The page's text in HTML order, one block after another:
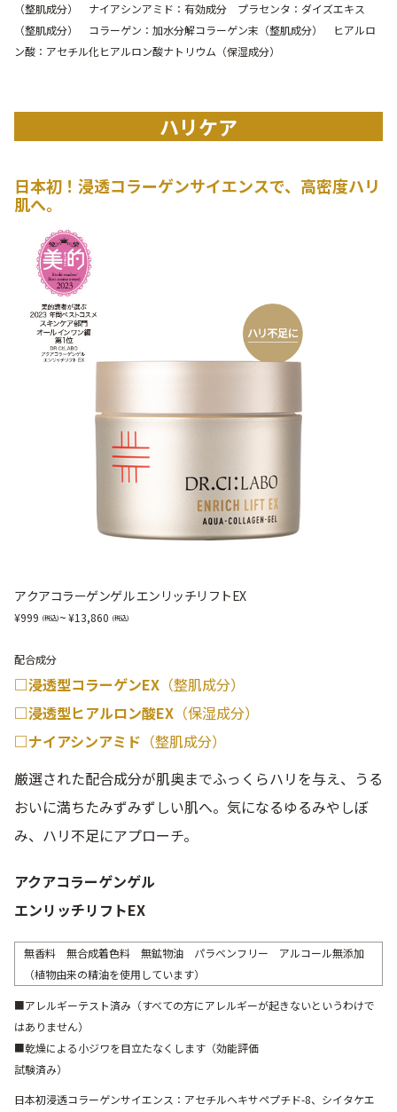
（整肌成分） ナイアシンアミド：有効成分 プラセンタ：ダイズエキス
（整肌成分） コラーゲン：加水分解コラーゲン末（整肌成分） ヒアルロ
ン酸：アセチル化ヒアルロン酸ナトリウム（保湿成分）
ハリケア
日本初！浸透コラーゲンサイエンスで、高密度ハリ
肌へ。
アクアコラーゲンゲル エンリッチリフトEX
999 ~ 13,860
配合成分
□浸透型コラーゲンEX （整肌成分）
□浸透型ヒアルロン酸EX （保湿成分）
□ナイアシンアミド （整肌成分）
厳選された配合成分が肌奥までふっくらハリを与え、うる
おいに満ちたみずみずしい肌へ。気になるゆるみやしぼ
み、ハリ不足にアプローチ。
アクアコラーゲンゲル
エンリッチリフトEX
無香料 無合成着色料 無鉱物油 パラベンフリー アルコール無添加
（植物由来の精油を使用しています）
■アレルギーテスト済み（すべての方にアレルギーが起きないというわけで
はありません）
■乾燥による小ジワを目立たなくします（効能評価
試験済み）
日本初浸透コラーゲンサイエンス：アセチルヘキサペプチド-8、シイタケエ